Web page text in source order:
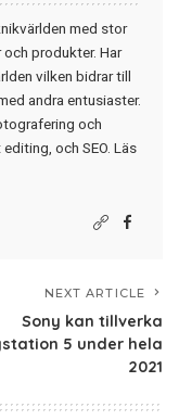
med stor
produkter. Har
vilken bidrar till
andra entusiaster.
och
och SEO. Läs
NEXT ARTICLE
Sony kan tillverka
5 under hela
2021